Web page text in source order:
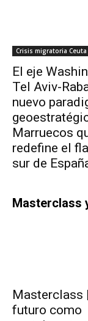
Crisis migratoria Ceuta
El eje
Tel Aviv-
nuevo
Marruecos
redefine el
sur de
Masterclass
Masterclass
futuro como